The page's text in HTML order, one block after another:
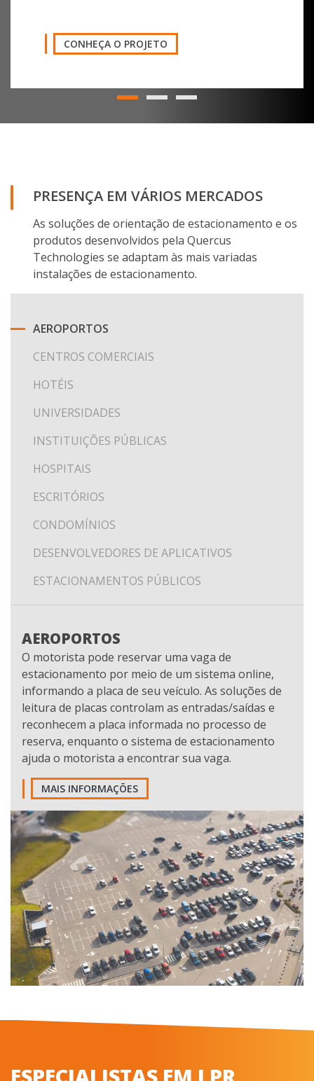
CONHEÇA O PROJETO
PRESENÇA EM VÁRIOS MERCADOS
As soluções de orientação de estacionamento e os
produtos desenvolvidos pela Quercus
Technologies se adaptam às mais variadas
instalações de estacionamento.
AEROPORTOS
CENTROS COMERCIAIS
HOTÉIS
UNIVERSIDADES
INSTITUIÇÕES PÚBLICAS
HOSPITAIS
ESCRITÓRIOS
CONDOMÍNIOS
DESENVOLVEDORES DE APLICATIVOS
ESTACIONAMENTOS PÚBLICOS
AEROPORTOS
O motorista pode reservar uma vaga de
estacionamento por meio de um sistema online,
informando a placa de seu veículo. As soluções de
leitura de placas controlam as entradas/saídas e
reconhecem a placa informada no processo de
reserva, enquanto o sistema de estacionamento
ajuda o motorista a encontrar sua vaga.
MAIS INFORMAÇÕES